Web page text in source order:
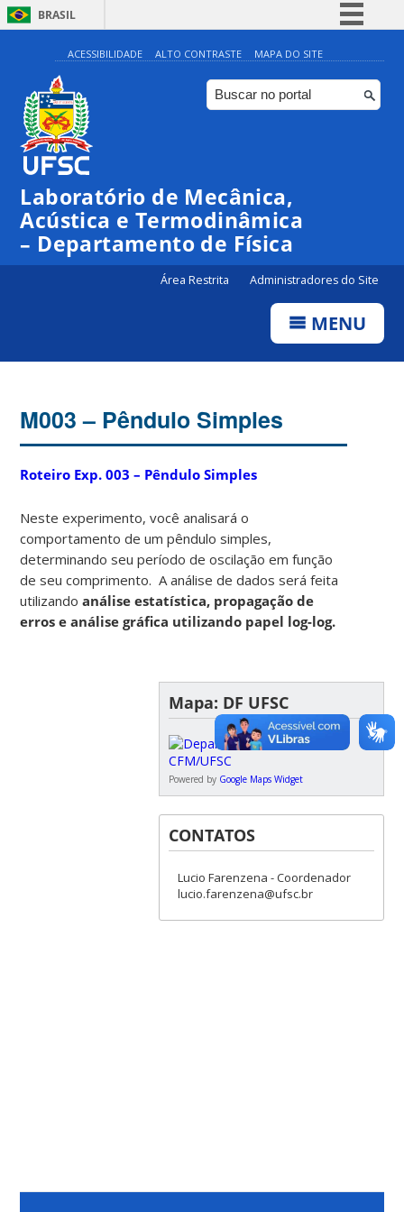
BRASIL
Simplifique!
Comunica BR
Participe
Canais
ACESSIBILIDADE ALTO CONTRASTE MAPA DO SITE
Laboratório de Mecânica,
Acústica e Termodinâmica
– Departamento de Física
Área Restrita Administradores do Site
MENU
M003 – Pêndulo Simples
Roteiro Exp. 003 – Pêndulo Simples
Neste experimento, você analisará o
comportamento de um pêndulo simples,
determinando seu período de oscilação em função
de seu comprimento. A análise de dados será feita
utilizandoanálise estatística, propagação de
erros e análise gráfica utilizando papel log-log.
Mapa: DF UFSC
Powered by Google Maps Widget
CONTATOS
Lucio Farenzena - Coordenador
lucio.farenzena@ufsc.br